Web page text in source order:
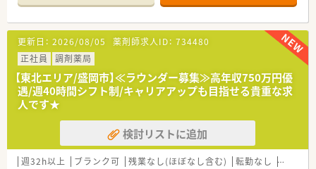
【店舗情報と応需状況について】
■仙北町駅から車で8分の場所に立地しており、毎日の通勤には
便利なマイカー通勤が可能な環境が整っている店舗です。
■皮膚科や内科をはじめとする複数科目を応需しており、1日あ
たり約30枚の処方箋に丁寧に対応している職場です。
■現在は常勤の薬剤師1名と非常勤の薬剤師1名が在籍してお
り、少人数で協力しながら日々の業務にあたっております。
【法人特徴について】
■グループ会社との連携により薬局の開業を行っており、門前ク
リニックのドクターと非常に良好な関係性を構築しています。
■社長は経営のプロフェッショナルとして会社を支えており、各
店舗が地域特性に合わせて柔軟に運営できるよう配慮していま
更新日： 2026/08/05 薬剤師求人ID： 734480
正社員
調剤薬局
【東北エリア/盛岡市】≪ラウンダー募集≫高年収750万円優
遇/週40時間シフト制/キャリアアップも目指せる貴重な求
人です★
検討リストに追加
週32h以上 ブランク可 残業なし(ほぼなし含む) 転勤なし 車通勤